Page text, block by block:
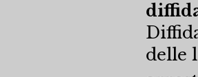
delle